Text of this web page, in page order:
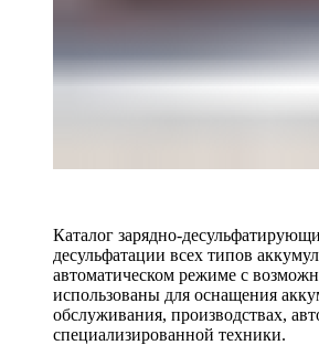
Каталог зарядно-
десульфатации всех типов
автоматическом режиме с
использованы для оснащения
обслуживания, производствах,
специализированной техники.